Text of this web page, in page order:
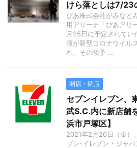
けら落としは7/23
ぴあ株式会社がみなと
用アリーナ「ぴあア
月25日に予定されてい
演が新型コロナウイル
れ、その後予 ...
開店・閉店
セブンイレブン、
武S.C.内に新店舗
浜市戸塚区】
2021年2月26日（金）
ブン-イレブン・ジャ